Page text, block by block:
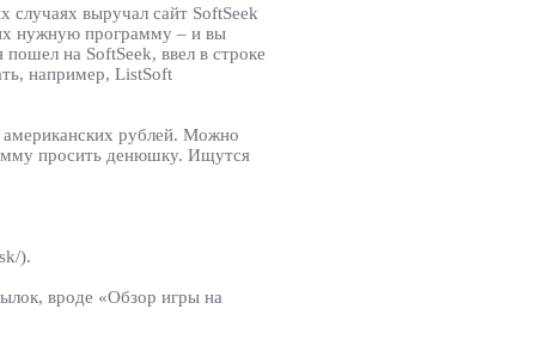
случаях выручал сайт SoftSeek
нужную программу – и вы
на SoftSeek, ввел в строке
например, ListSoft
американских рублей. Можно
просить денюшку. Ищутся
).
вроде «Обзор игры на